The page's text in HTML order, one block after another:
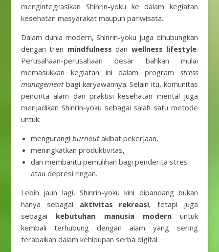
mengintegrasikan Shinrin-yoku ke dalam kegiatan
kesehatan masyarakat maupun pariwisata.
Dalam dunia modern, Shinrin-yoku juga dihubungkan
dengan tren mindfulness dan wellness lifestyle.
Perusahaan-perusahaan besar bahkan mulai
memasukkan kegiatan ini dalam program stress
managementbagi karyawannya. Selain itu, komunitas
pencinta alam dan praktisi kesehatan mental juga
menjadikan Shinrin-yoku sebagai salah satu metode
untuk:
mengurangi burnoutakibat pekerjaan,
meningkatkan produktivitas,
dan membantu pemulihan bagi penderita stres
atau depresi ringan.
Lebih jauh lagi, Shinrin-yoku kini dipandang bukan
hanya sebagai aktivitas rekreasi, tetapi juga
sebagai kebutuhan manusia modernuntuk
kembali terhubung dengan alam yang sering
terabaikan dalam kehidupan serba digital.